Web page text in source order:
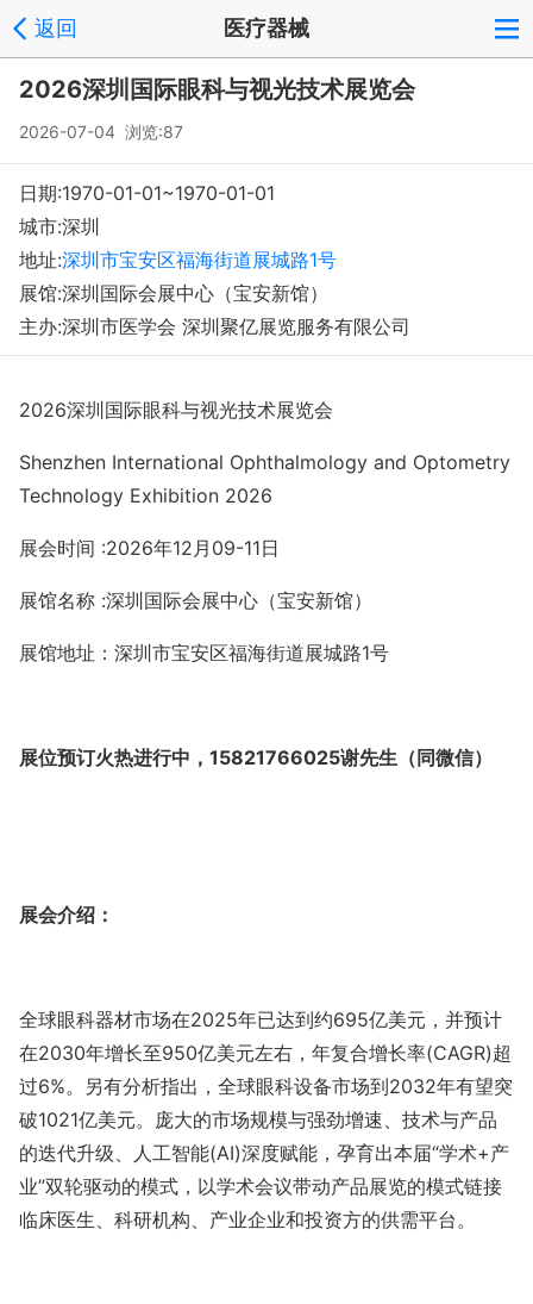
返回 医疗器械
2026深圳国际眼科与视光技术展览会
2026-07-04 浏览:87
日期:1970-01-01~1970-01-01
城市:深圳
地址:深圳市宝安区福海街道展城路1号
展馆:深圳国际会展中心（宝安新馆）
主办:深圳市医学会 深圳聚亿展览服务有限公司
2026深圳国际眼科与视光技术展览会
Shenzhen International Ophthalmology and Optometry
Technology Exhibition 2026
展会时间 :2026年12月 09-11日
展馆名称 :深圳国际会展中心（宝安新馆）
展馆地址：深圳市宝安区福海街道展城路1号
展位预订火热进行中 ， 15821766025谢先生（同微信）
展会介绍：
全球眼科器材市场在2025年已达到约695亿美元，并预计
在2030年增长至950亿美元左右，年复合增长率(CAGR)超
过6%。另有分析指出，全球眼科设备市场到2032年有望突
破1021亿美元。庞大的市场规模与强劲增速、技术与产品
的迭代升级、人工智能(AI)深度赋能，孕育出本届“学术+产
业”双轮驱动的模式，以学术会议带动产品展览的模式链接
临床医生、科研机构、产业企业和投资方的供需平台。